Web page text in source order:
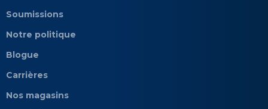
Soumissions
Notre politique
Blogue
Carrières
Nos magasins